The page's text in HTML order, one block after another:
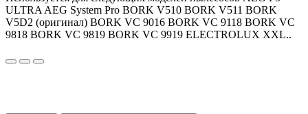
ULTRA AEG System Pro BORK V510 BORK V511 BORK
V5D2 (оригинал) BORK VC 9016 BORK VC 9118 BORK VC
9818 BORK VC 9819 BORK VC 9919 ELECTROLUX XXL..